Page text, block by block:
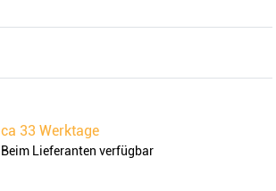
ca 33 Werktage
Beim Lieferanten verfügbar